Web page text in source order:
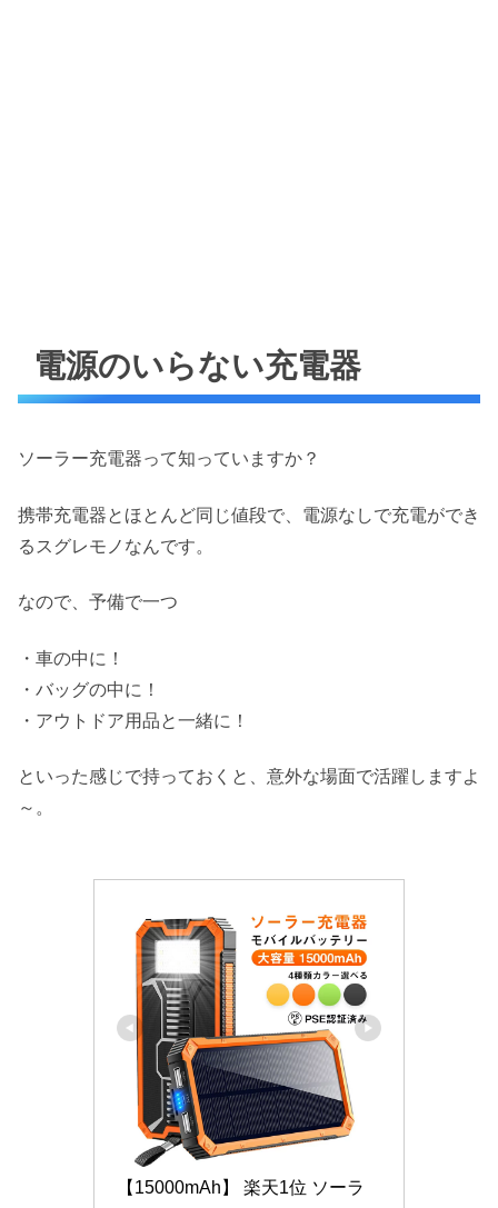
電源のいらない充電器
ソーラー充電器って知っていますか？
携帯充電器とほとんど同じ値段で、電源なしで充電ができ
るスグレモノなんです。
なので、予備で一つ
・車の中に！
・バッグの中に！
・アウトドア用品と一緒に！
といった感じで持っておくと、意外な場面で活躍しますよ
～。
【15000mAh】 楽天1位 ソーラ